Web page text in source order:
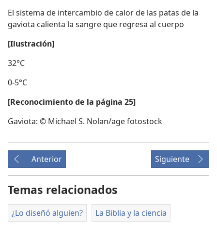
El sistema de intercambio de calor de las patas de la
gaviota calienta la sangre que regresa al cuerpo
[Ilustración]
32°C
0-5°C
[Reconocimiento de la página 25]
Gaviota: © Michael S. Nolan/age fotostock
Anterior Siguiente
Temas relacionados
¿Lo diseñó alguien? La Biblia y la ciencia